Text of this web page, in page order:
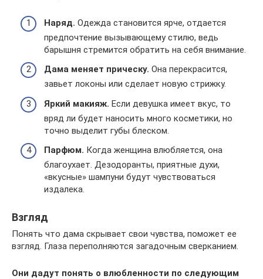
Наряд. Одежда становится ярче, отдается
предпочтение вызывающему стилю, ведь
барышня стремится обратить на себя внимание.
Дама меняет прическу. Она перекрасится,
завьет локоны или сделает новую стрижку.
Яркий макияж. Если девушка имеет вкус, то
вряд ли будет наносить много косметики, но
точно выделит губы блеском.
Парфюм. Когда женщина влюбляется, она
благоухает. Дезодоранты, приятные духи,
«вкусные» шампуни будут чувствоваться
издалека.
Взгляд
Понять что дама скрывает свои чувства, поможет ее
взгляд. Глаза переполняются загадочным сверканием.
Они дадут понять о влюбленности по следующим